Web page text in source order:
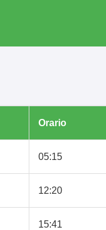
Orario
05:15
12:20
15:41